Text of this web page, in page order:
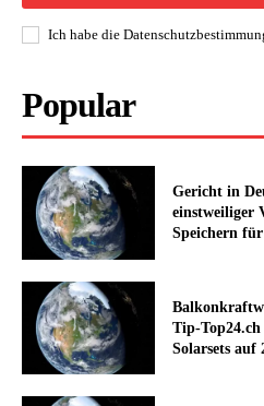
Ich habe die
Popular
Gericht in
einstweiliger
Speichern
Tip-Top24.ch
Solarsets auf